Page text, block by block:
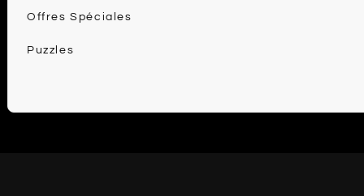
Offres Spéciales
Puzzles